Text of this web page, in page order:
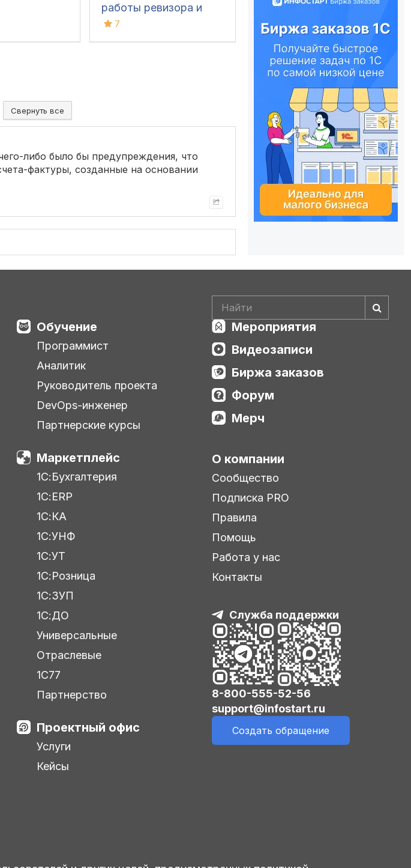
работы ревизора и
товароведа
7
Свернуть все
либо было бы предупреждения, что
фактуры, созданные на основании
Обучение
Программист
Аналитик
Руководитель проекта
DevOps-инженер
Партнерские курсы
Маркетплейс
1С:Бухгалтерия
1С:ERP
1С:КА
1С:УНФ
1С:УТ
1С:Розница
1С:ЗУП
1С:ДО
Универсальные
Отраслевые
1С77
Партнерство
Проектный офис
Услуги
Кейсы
Мероприятия
Видеозаписи
Биржа заказов
Форум
Мерч
О компании
Сообщество
Подписка PRO
Правила
Помощь
Работа у нас
Контакты
Служба поддержки
8-800-555-52-56
support@infostart.ru
Создать обращение